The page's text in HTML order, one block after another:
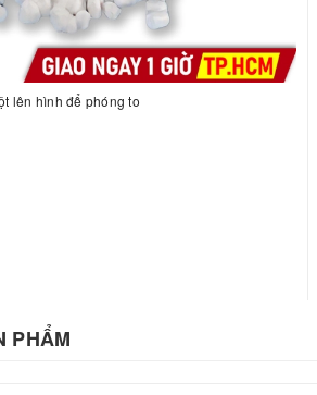
lên hình để phóng to
PHẨM